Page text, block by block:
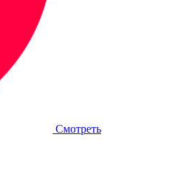
Смотреть